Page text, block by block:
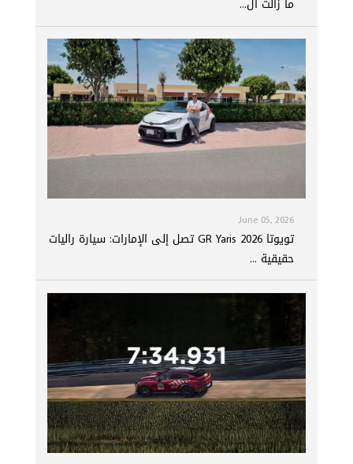
ما زالت ال...
June 05, 2026
تويوتا GR Yaris 2026 تصل إلى الإمارات: سيارة راليات
حقيقية ...